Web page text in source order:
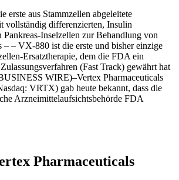
erste aus Stammzellen abgeleitete
vollständig differenzierten, Insulin
Pankreas-Inselzellen zur Behandlung von
– – VX-880 ist die erste und bisher einzige
Ersatztherapie, dem die FDA ein
(Fast Track) gewährt hat
WIRE)–Vertex Pharmaceuticals
VRTX) gab heute bekannt, dass die
Arzneimittelaufsichtsbehörde FDA
Pharmaceuticals​